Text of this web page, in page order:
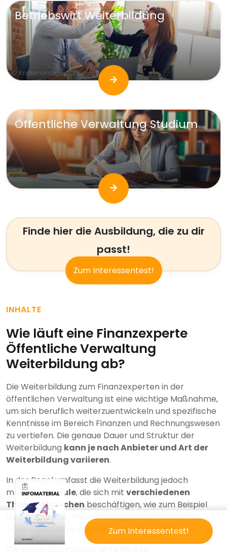
© Krakenimages; unsplash
Betriebswirt Weiterbildung
Öffentliche Verwaltung Studium
Finde hier die Ausbildung, die zu dir
passt!
Zum Interessentest!
INHALTE
Wie läuft eine Finanzexperte
Öffentliche Verwaltung
Weiterbildung ab?
Die Weiterbildung zum Finanzexperten in der
öffentlichen Verwaltung ist eine wichtige Maßnahme,
um sich beruflich weiterzuentwickeln und spezifische
Kenntnisse im Bereich Finanzen und Rechnungswesen
zu vertiefen. Die genaue Dauer und Struktur der
Weiterbildung kann je nach Anbieter und Art der
Weiterbildung variieren.
In der Regel umfasst die Weiterbildung jedoch
mehrereModule, die sich mit verschiedenen
Themenbereichen beschäftigen, wie zum Beispiel
Haushaltsrecht, Finanzmanagement, Controlling,
sowie öffentliche Beschaffung und Vergabe.
Zum Interessentest!